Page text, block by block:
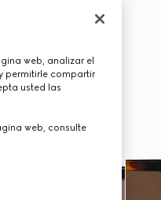
web, analizar el
permitirle compartir
usted las
web, consulte